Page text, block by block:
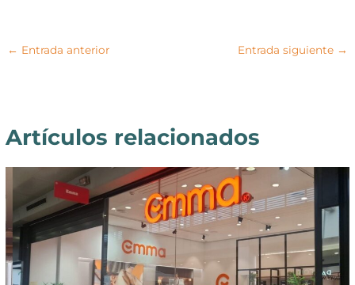
← Entrada anterior Entrada siguiente →
Artículos relacionados